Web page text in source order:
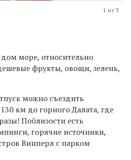
1 из 3
море, относительно
фрукты, овощи, зелень,
можно съездить
км до горного Далата, где
Поблизости есть
горячие источники,
Винперл с парком